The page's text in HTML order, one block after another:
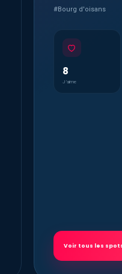
#Bourg d'oisans
8
J’aime
Voir tous les